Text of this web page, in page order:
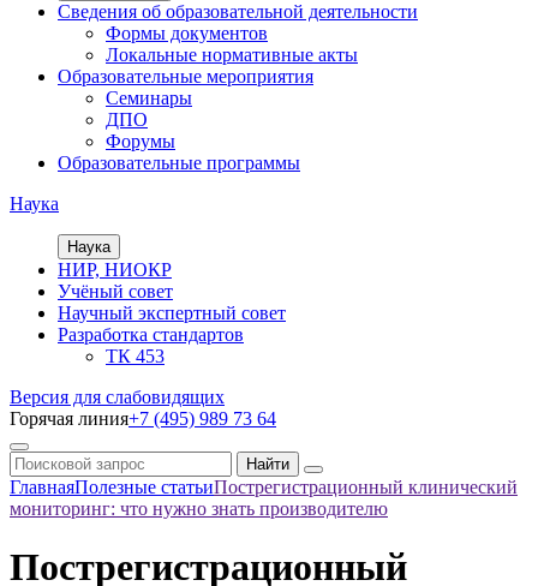
Сведения об образовательной деятельности
Формы документов
Локальные нормативные акты
Образовательные мероприятия
Семинары
ДПО
Форумы
Образовательные программы
Наука
Наука
НИР, НИОКР
Учёный совет
Научный экспертный совет
Разработка стандартов
ТК 453
Версия для слабовидящих
Горячая линия+7 (495) 989 73 64
ГлавнаяПолезные статьиПострегистрационный клинический
мониторинг: что нужно знать производителю
Пострегистрационный